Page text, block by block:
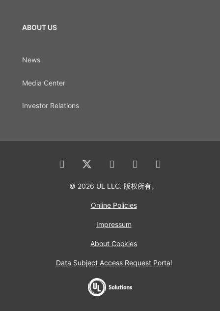
ABOUT US
News
Media Center
Investor Relations
© 2026 UL LLC. 版权所有。
Online Policies
Impressum
About Cookies
Data Subject Access Request Portal